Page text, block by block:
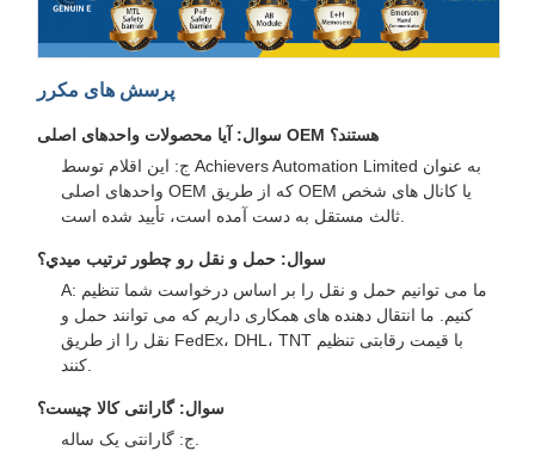
پرسش های مکرر
سوال: آیا محصولات واحدهای اصلی OEM هستند؟
ج: این اقلام توسط Achievers Automation Limited به عنوان
واحدهای اصلی OEM که از طریق OEM یا کانال های شخص
ثالث مستقل به دست آمده است، تأیید شده است.
سوال: حمل و نقل رو چطور ترتيب ميدي؟
A: ما می توانیم حمل و نقل را بر اساس درخواست شما تنظیم
کنیم. ما انتقال دهنده های همکاری داریم که می توانند حمل و
نقل را از طریق FedEx، DHL، TNT با قیمت رقابتی تنظیم
کنند.
سوال: گارانتی کالا چیست؟
ج: گارانتی یک ساله.